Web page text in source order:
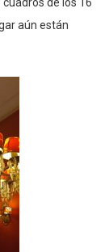
aún están